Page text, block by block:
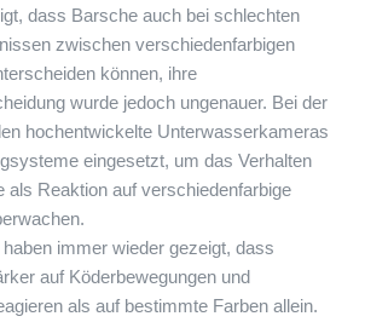
dass Barsche auch bei schlechten
zwischen verschiedenfarbigen
können, ihre
wurde jedoch ungenauer. Bei der
hochentwickelte Unterwasserkameras
eingesetzt, um das Verhalten
als Reaktion auf verschiedenfarbige
immer wieder gezeigt, dass
auf Köderbewegungen und
als auf bestimmte Farben allein.